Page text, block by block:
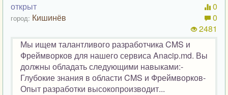
открыт
город: Кишинёв
0
0
2481
Мы ищем талантливого разработчика CMS и
Фреймворков для нашего сервиса Anacip.md. Вы
должны обладать следующими навыками:-
Глубокие знания в области CMS и Фреймворков-
Опыт разработки высокопроизводит...